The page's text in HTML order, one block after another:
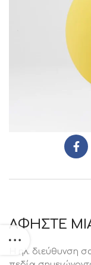
ΑΦΉΣΤΕ
Η ηλ. διεύθυνση